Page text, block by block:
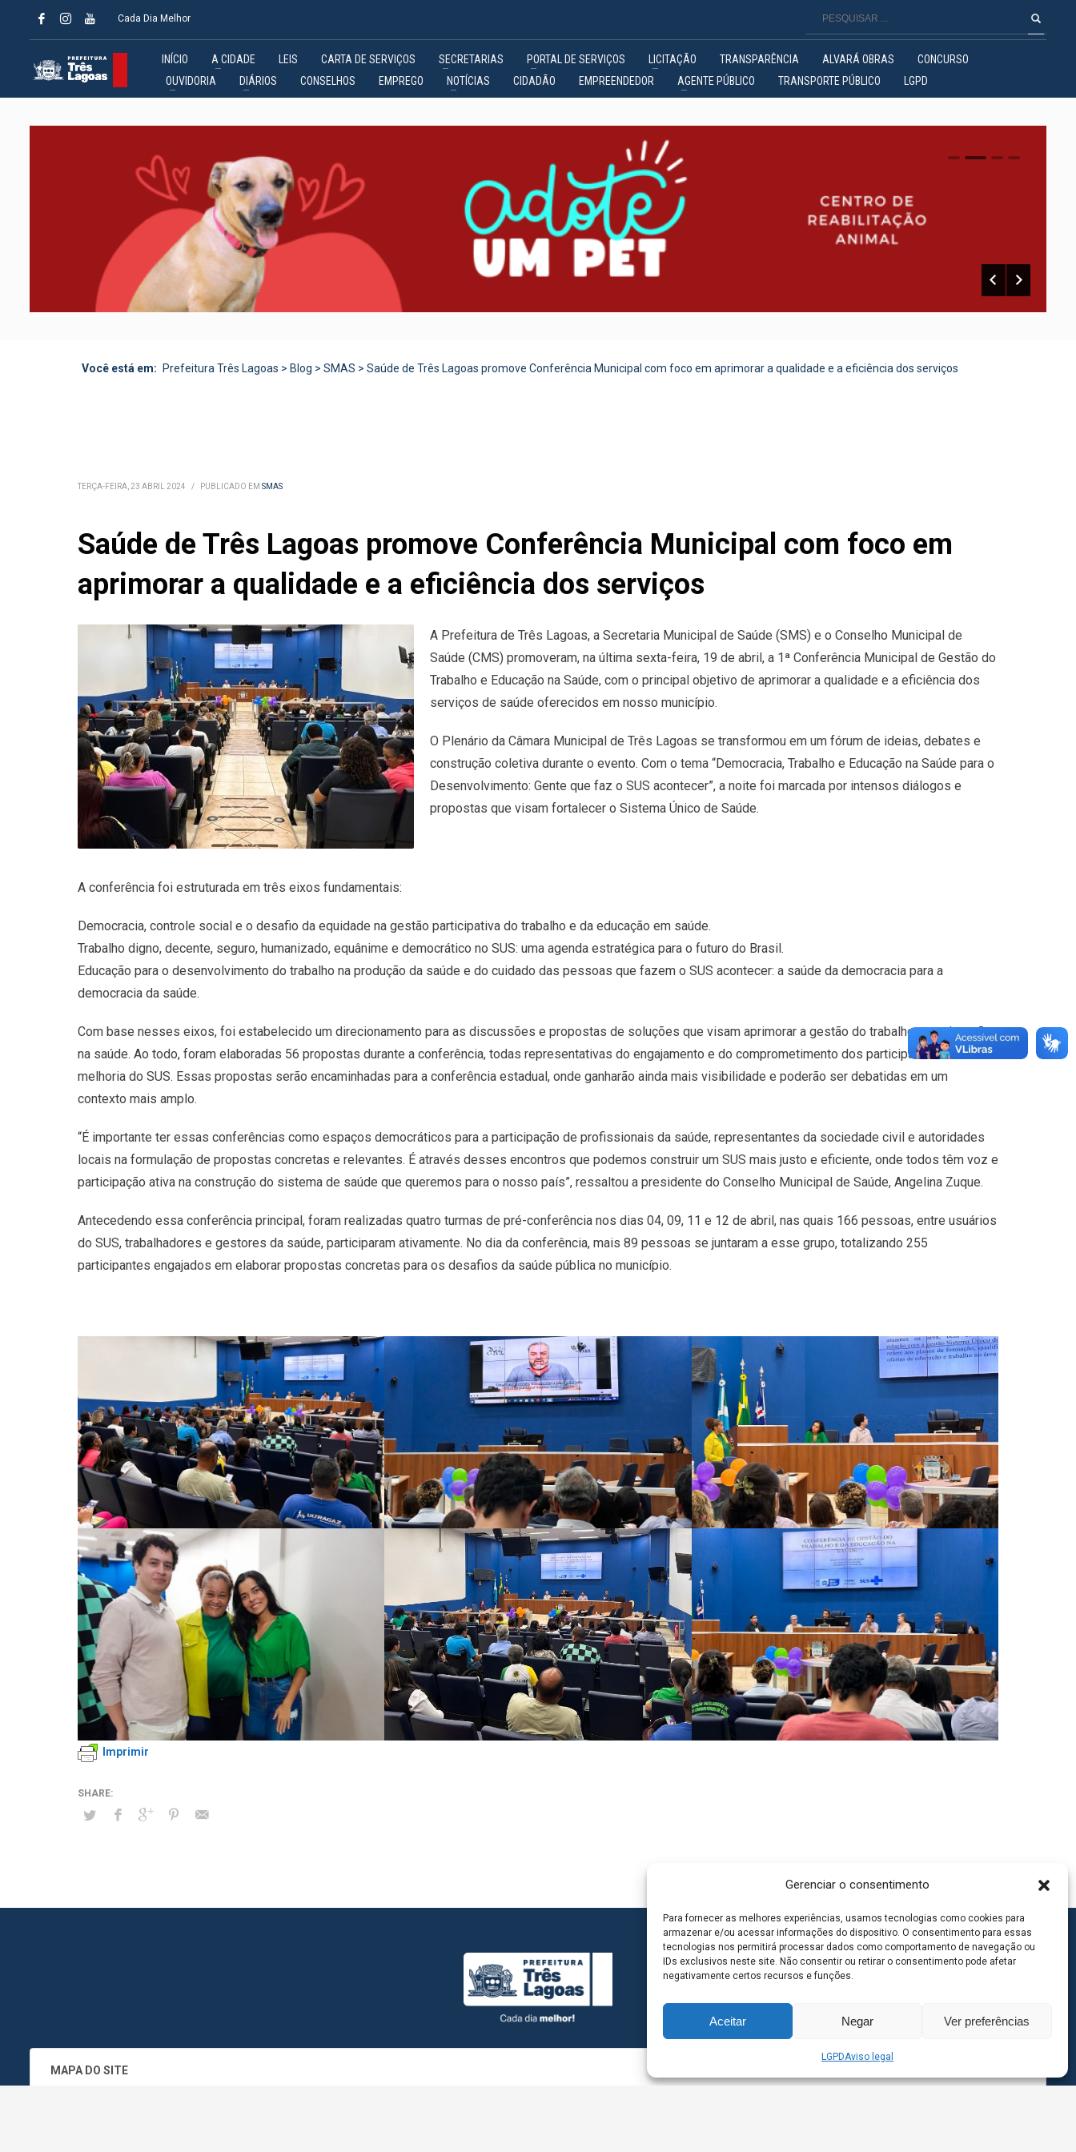
Gerenciar o consentimento
Para fornecer as melhores experiências, usamos tecnologias como cookies para
armazenar e/ou acessar informações do dispositivo. O consentimento para essas
tecnologias nos permitirá processar dados como comportamento de navegação ou
IDs exclusivos neste site. Não consentir ou retirar o consentimento pode afetar
negativamente certos recursos e funções.
Aceitar Negar Ver preferências
LGPDAviso legal
Cada Dia Melhor
INÍCIO A CIDADE LEIS CARTA DE SERVIÇOS SECRETARIAS PORTAL DE SERVIÇOS LICITAÇÃO TRANSPARÊNCIA ALVARÁ OBRAS
CONCURSO
OUVIDORIA
DIÁRIOS CONSELHOS EMPREGO NOTÍCIAS CIDADÃO EMPREENDEDOR AGENTE PÚBLICO TRANSPORTE PÚBLICO LGPD
0 1 2
Você está em: Prefeitura Três Lagoas > Blog > SMAS > Saúde de Três Lagoas promove Conferência Municipal com foco em aprimorar a qualidade e a eficiência dos serviços
TERÇA-FEIRA, 23 ABRIL 2024 / PUBLICADO EM SMAS
Saúde de Três Lagoas promove Conferência Municipal com foco em
aprimorar a qualidade e a eficiência dos serviços
A Prefeitura de Três Lagoas, a Secretaria Municipal de Saúde (SMS) e o Conselho Municipal de
Saúde (CMS) promoveram, na última sexta-feira, 19 de abril, a 1ª Conferência Municipal de Gestão do
Trabalho e Educação na Saúde, com o principal objetivo de aprimorar a qualidade e a eficiência dos
serviços de saúde oferecidos em nosso município.
O Plenário da Câmara Municipal de Três Lagoas se transformou em um fórum de ideias, debates e
construção coletiva durante o evento. Com o tema “Democracia, Trabalho e Educação na Saúde para o
Desenvolvimento: Gente que faz o SUS acontecer”, a noite foi marcada por intensos diálogos e
propostas que visam fortalecer o Sistema Único de Saúde.
A conferência foi estruturada em três eixos fundamentais:
Democracia, controle social e o desafio da equidade na gestão participativa do trabalho e da educação em saúde.
Trabalho digno, decente, seguro, humanizado, equânime e democrático no SUS: uma agenda estratégica para o futuro do Brasil.
Educação para o desenvolvimento do trabalho na produção da saúde e do cuidado das pessoas que fazem o SUS acontecer: a saúde da democracia para a
democracia da saúde.
Com base nesses eixos, foi estabelecido um direcionamento para as discussões e propostas de soluções que visam aprimorar a gestão do trabalho e a educação
na saúde. Ao todo, foram elaboradas 56 propostas durante a conferência, todas representativas do engajamento e do comprometimento dos participantes com a
melhoria do SUS. Essas propostas serão encaminhadas para a conferência estadual, onde ganharão ainda mais visibilidade e poderão ser debatidas em um
contexto mais amplo.
“É importante ter essas conferências como espaços democráticos para a participação de profissionais da saúde, representantes da sociedade civil e autoridades
locais na formulação de propostas concretas e relevantes. É através desses encontros que podemos construir um SUS mais justo e eficiente, onde todos têm voz e
participação ativa na construção do sistema de saúde que queremos para o nosso país”, ressaltou a presidente do Conselho Municipal de Saúde, Angelina Zuque.
Antecedendo essa conferência principal, foram realizadas quatro turmas de pré-conferência nos dias 04, 09, 11 e 12 de abril, nas quais 166 pessoas, entre usuários
do SUS, trabalhadores e gestores da saúde, participaram ativamente. No dia da conferência, mais 89 pessoas se juntaram a esse grupo, totalizando 255
participantes engajados em elaborar propostas concretas para os desafios da saúde pública no município.
Imprimir
MAPA DO SITE